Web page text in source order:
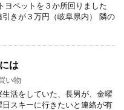
ヨペットを３か所回りました
きが３万円（岐阜県内） 隣の
は
い物
活をしていた、長男が、金曜
日スキーに行きたいと連絡が有